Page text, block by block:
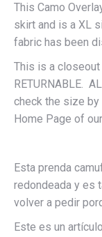
This Camo
skirt and is a XL
fabric has been
This is a closeout
RETURNABLE.
check the size by
Home Page of
Esta prenda
redondeada y es
volver a pedir
Este es un